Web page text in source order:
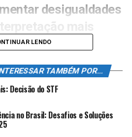
desigualdades
do Judiciário.
de
financeiras
efetiva dos direitos,
do possível
LENDO
TAMBÉM POR...
Decisão do STF
no Brasil: Desafios e Soluções